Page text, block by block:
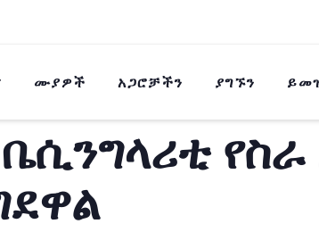
ሙያዎች አጋሮቻችን ያግኙን
ቤሲንግላሪቲ